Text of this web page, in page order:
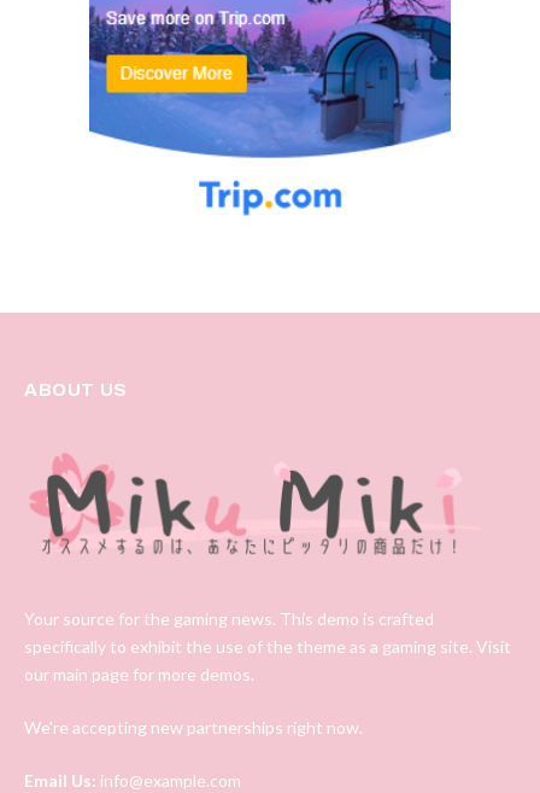
ABOUT US
Your source for the gaming news. This demo is crafted
specifically to exhibit the use of the theme as a gaming site. Visit
our main page for more demos.
We're accepting new partnerships right now.
Email Us: info@example.com